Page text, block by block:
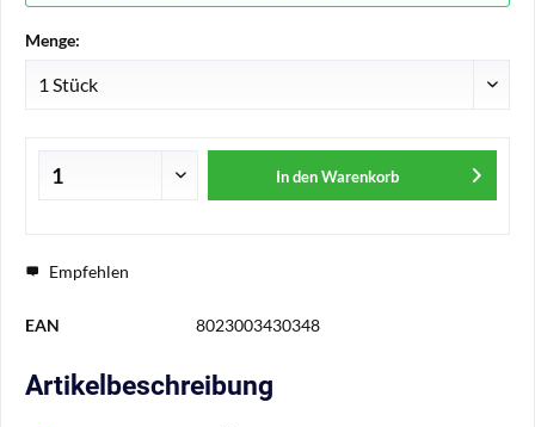
Menge:
In den Warenkorb
Empfehlen
EAN 8023003430348
Artikelbeschreibung